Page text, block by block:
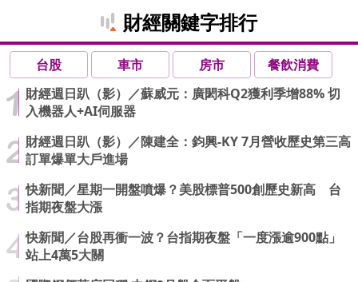
財經關鍵字排行
台股 車市 房市
餐飲消費
財經週日趴（影）／蘇威元：廣閎科Q2獲利季增88% 切
入機器人+AI伺服器
財經週日趴（影）／陳建全：鈞興-KY 7月營收歷史第三高
訂單爆單大戶進場
快新聞／星期一開盤噴爆？美股標普500創歷史新高 台
指期夜盤大漲
快新聞／台股再衝一波？台指期夜盤「一度漲逾900點」
站上4萬5大關